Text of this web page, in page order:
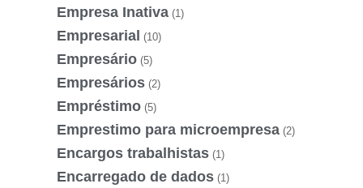
Empresa Inativa (1)
Empresarial (10)
Empresário (5)
Empresários (2)
Empréstimo (5)
Emprestimo para microempresa (2)
Encargos trabalhistas (1)
Encarregado de dados (1)